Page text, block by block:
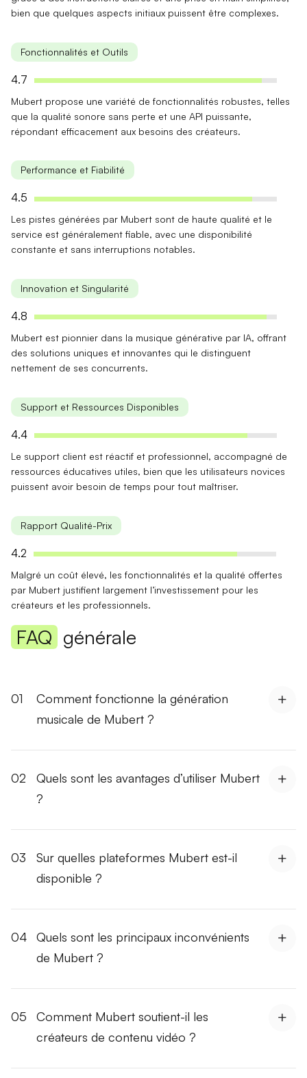
bien que quelques aspects initiaux puissent être complexes.
Fonctionnalités et Outils
4.7
Mubert propose unevariété de fonctionnalités robustes, telles
que la qualité sonore sans perte et une API puissante,
répondant efficacement aux besoins des créateurs.
Performance et Fiabilité
4.5
Les pistes générées par Mubert sont de haute qualité et le
service est généralement fiable, avec une disponibilité
constante et sans interruptions notables.
Innovation et Singularité
4.8
Mubert est pionnier dans la musique générative par IA, offrant
des solutions uniques et innovantes qui le distinguent
nettement de ses concurrents.
Support et Ressources Disponibles
4.4
Le support client est réactif et professionnel, accompagné de
ressources éducatives utiles, bien que les utilisateurs novices
puissent avoir besoin de temps pour tout maîtriser.
Rapport Qualité-Prix
4.2
Malgré un coût élevé, les fonctionnalités et la qualité offertes
par Mubert justifient largement l’investissement pour les
créateurs et les professionnels.
FAQ générale
01
Comment fonctionne la génération
musicale de Mubert ?
02
Quels sont les avantages d’utiliser Mubert
?
03
Sur quelles plateformes Mubert est-il
disponible ?
04
Quels sont les principaux inconvénients
de Mubert ?
05
Comment Mubert soutient-il les
créateurs de contenu vidéo ?